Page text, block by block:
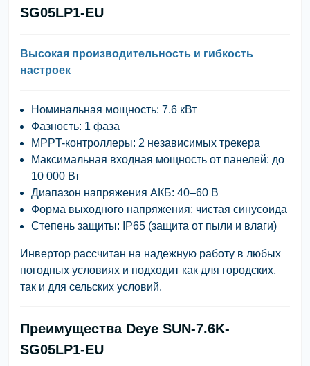
SG05LP1-EU
Высокая производительность и гибкость
настроек
Номинальная мощность: 7.6 кВт
Фазность: 1 фаза
MPPT-контроллеры: 2 независимых трекера
Максимальная входная мощность от панелей: до
10 000 Вт
Диапазон напряжения АКБ: 40–60 В
Форма выходного напряжения: чистая синусоида
Степень защиты: IP65 (защита от пыли и влаги)
Инвертор рассчитан на надежную работу в любых
погодных условиях и подходит как для городских,
так и для сельских условий.
Преимущества Deye SUN-7.6K-
SG05LP1-EU